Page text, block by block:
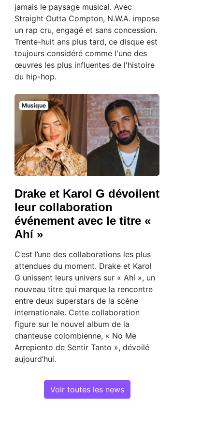
jamais le paysage musical. Avec
Straight Outta Compton, N.W.A. impose
un rap cru, engagé et sans concession.
Trente-huit ans plus tard, ce disque est
toujours considéré comme l'une des
œuvres les plus influentes de l'histoire
du hip-hop.
Musique
Drake et Karol G dévoilent
leur collaboration
événement avec le titre «
Ahí »
C’est l’une des collaborations les plus
attendues du moment. Drake et Karol
G unissent leurs univers sur « Ahí », un
nouveau titre qui marque la rencontre
entre deux superstars de la scène
internationale. Cette collaboration
figure sur le nouvel album de la
chanteuse colombienne, « No Me
Arrepiento de Sentir Tanto », dévoilé
aujourd’hui.
Voir toutes les news